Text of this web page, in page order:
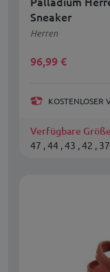
Sneaker
Herren
96,99 €
KOSTENLOSER
Verfügbare
47 , 44 , 43 , 42 ,